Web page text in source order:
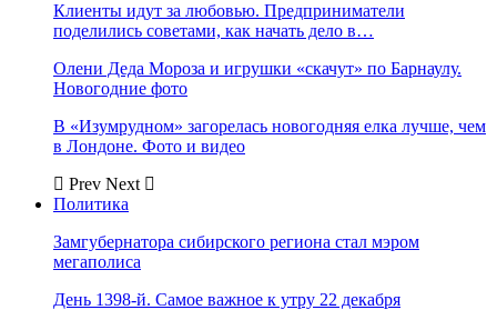
Клиенты идут за любовью. Предприниматели
поделились советами, как начать дело в…
Олени Деда Мороза и игрушки «скачут» по Барнаулу.
Новогодние фото
В «Изумрудном» загорелась новогодняя елка лучше, чем
в Лондоне. Фото и видео
Prev Next
Политика
Замгубернатора сибирского региона стал мэром
мегаполиса
День 1398-й. Самое важное к утру 22 декабря